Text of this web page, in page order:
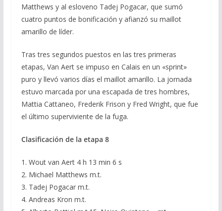
Matthews y al esloveno Tadej Pogacar, que sumó
cuatro puntos de bonificación y afianzó su maillot
amarillo de líder.
Tras tres segundos puestos en las tres primeras
etapas, Van Aert se impuso en Calais en un «sprint»
puro y llevó varios días el maillot amarillo. La jornada
estuvo marcada por una escapada de tres hombres,
Mattia Cattaneo, Frederik Frison y Fred Wright, que fue
el último superviviente de la fuga.
Clasificación de la etapa 8
1. Wout van Aert 4 h 13 min 6 s
2. Michael Matthews m.t.
3. Tadej Pogacar m.t.
4. Andreas Kron m.t.